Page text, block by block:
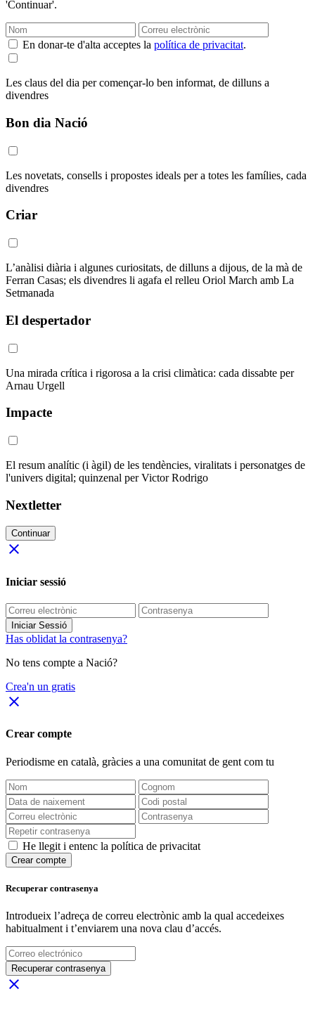
'Continuar'.
En donar-te d'alta acceptes la política de privacitat.
Les claus del dia per començar-lo ben informat, de dilluns a
divendres
Bon dia Nació
Les novetats, consells i propostes ideals per a totes les famílies, cada
divendres
Criar
L’anàlisi diària i algunes curiositats, de dilluns a dijous, de la mà de
Ferran Casas; els divendres li agafa el relleu Oriol March amb La
Setmanada
El despertador
Una mirada crítica i rigorosa a la crisi climàtica: cada dissabte per
Arnau Urgell
Impacte
El resum analític (i àgil) de les tendències, viralitats i personatges de
l'univers digital; quinzenal per Victor Rodrigo
Nextletter
Continuar
close
Iniciar sessió
Iniciar Sessió
Has oblidat la contrasenya?
No tens compte a Nació?
Crea'n un gratis
close
Crear compte
Periodisme en català, gràcies a una comunitat de gent com tu
He llegit i entenc la política de privacitat
Crear compte
Recuperar contrasenya
Introdueix l’adreça de correu electrònic amb la qual accedeixes
habitualment i t’enviarem una nova clau d’accés.
Recuperar contrasenya
close